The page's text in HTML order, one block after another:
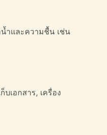
น้ำและความชื้น เช่น
เอกสาร, เครื่อง